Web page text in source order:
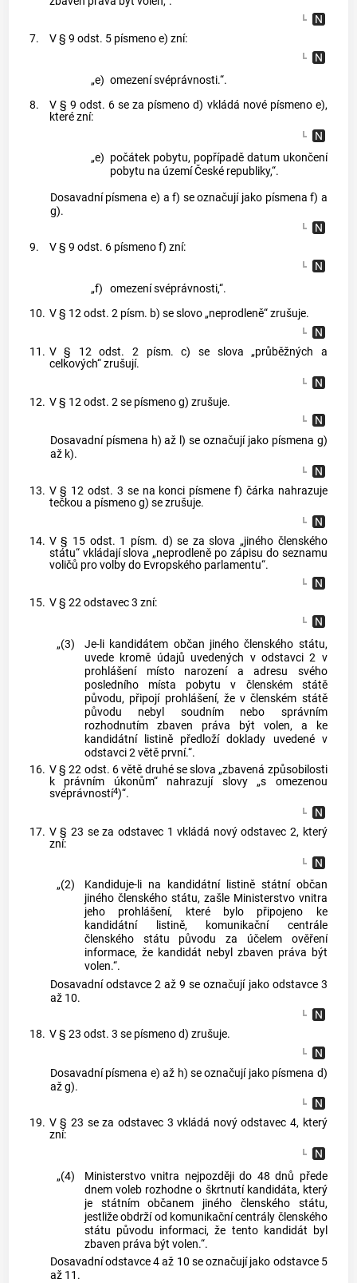
7. V § 9 odst. 5 písmeno e) zní:
„e) omezení svéprávnosti.“.
8.
V § 9 odst. 6 se za písmeno d) vkládá nové písmeno e),
které zní:
„e) počátek pobytu, popřípadě datum ukončení
pobytu na území České republiky,“.
Dosavadní písmena e) a f) se označují jako písmena f) a
g).
9. V § 9 odst. 6 písmeno f) zní:
„f)
omezení svéprávnosti,“.
10. V § 12 odst. 2 písm. b) se slovo „neprodleně“ zrušuje.
11. V § 12 odst. 2 písm. c) se slova „průběžných a
celkových“ zrušují.
12. V § 12 odst. 2 se písmeno g) zrušuje.
Dosavadní písmena h) až l) se označují jako písmena g)
až k).
13. V § 12 odst. 3 se na konci písmene f) čárka nahrazuje
tečkou a písmeno g) se zrušuje.
14. V § 15 odst. 1 písm. d) se za slova „jiného členského
státu“ vkládají slova „neprodleně po zápisu do seznamu
voličů pro volby do Evropského parlamentu“.
15. V § 22 odstavec 3 zní:
„(3)
Je-li kandidátem občan jiného členského státu,
uvede kromě údajů uvedených v odstavci 2 v
prohlášení místo narození a adresu svého
posledního místa pobytu v členském státě
původu, připojí prohlášení, že v členském státě
původu nebyl soudním nebo správním
rozhodnutím zbaven práva být volen, a ke
kandidátní listině předloží doklady uvedené v
odstavci 2 větě první.“.
16. V § 22 odst. 6 větě druhé se slova „zbavená způsobilosti
k právním úkonům“ nahrazují slovy „s omezenou
svéprávností4)“.
17. V § 23 se za odstavec 1 vkládá nový odstavec 2, který
zní:
„(2)
Kandiduje-li na kandidátní listině státní občan
jiného členského státu, zašle Ministerstvo vnitra
jeho prohlášení, které bylo připojeno ke
kandidátní listině, komunikační centrále
členského státu původu za účelem ověření
informace, že kandidát nebyl zbaven práva být
volen.“.
Dosavadní odstavce 2 až 9 se označují jako odstavce 3
až 10.
18. V § 23 odst. 3 se písmeno d) zrušuje.
Dosavadní písmena e) až h) se označují jako písmena d)
až g).
19. V § 23 se za odstavec 3 vkládá nový odstavec 4, který
zní:
„(4)
Ministerstvo vnitra nejpozději do 48 dnů přede
dnem voleb rozhodne o škrtnutí kandidáta, který
je státním občanem jiného členského státu,
jestliže obdrží od komunikační centrály členského
státu původu informaci, že tento kandidát byl
zbaven práva být volen.“.
Dosavadní odstavce 4 až 10 se označují jako odstavce 5
až 11.